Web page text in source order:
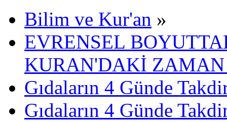
Bilim ve Kur'an »
EVRENSEL
KURAN'DAKİ
Gıdaların 4 Günde
Gıdaların 4 Günde